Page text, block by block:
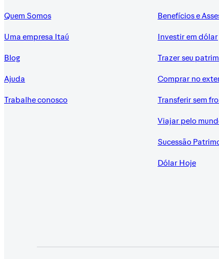
Quem Somos
Uma empresa Itaú
Blog
Ajuda
Trabalhe conosco
Benefícios e
Investir em dólar
Trazer seu
Comprar no
Transferir sem
Viajar pelo
Sucessão
Dólar Hoje